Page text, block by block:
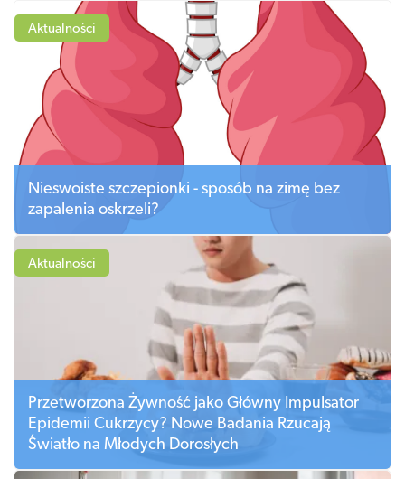
Aktualności
Nieswoiste szczepionki - sposób na zimę bez
zapalenia oskrzeli?
Aktualności
Przetworzona Żywność jako Główny Impulsator
Epidemii Cukrzycy? Nowe Badania Rzucają
Światło na Młodych Dorosłych